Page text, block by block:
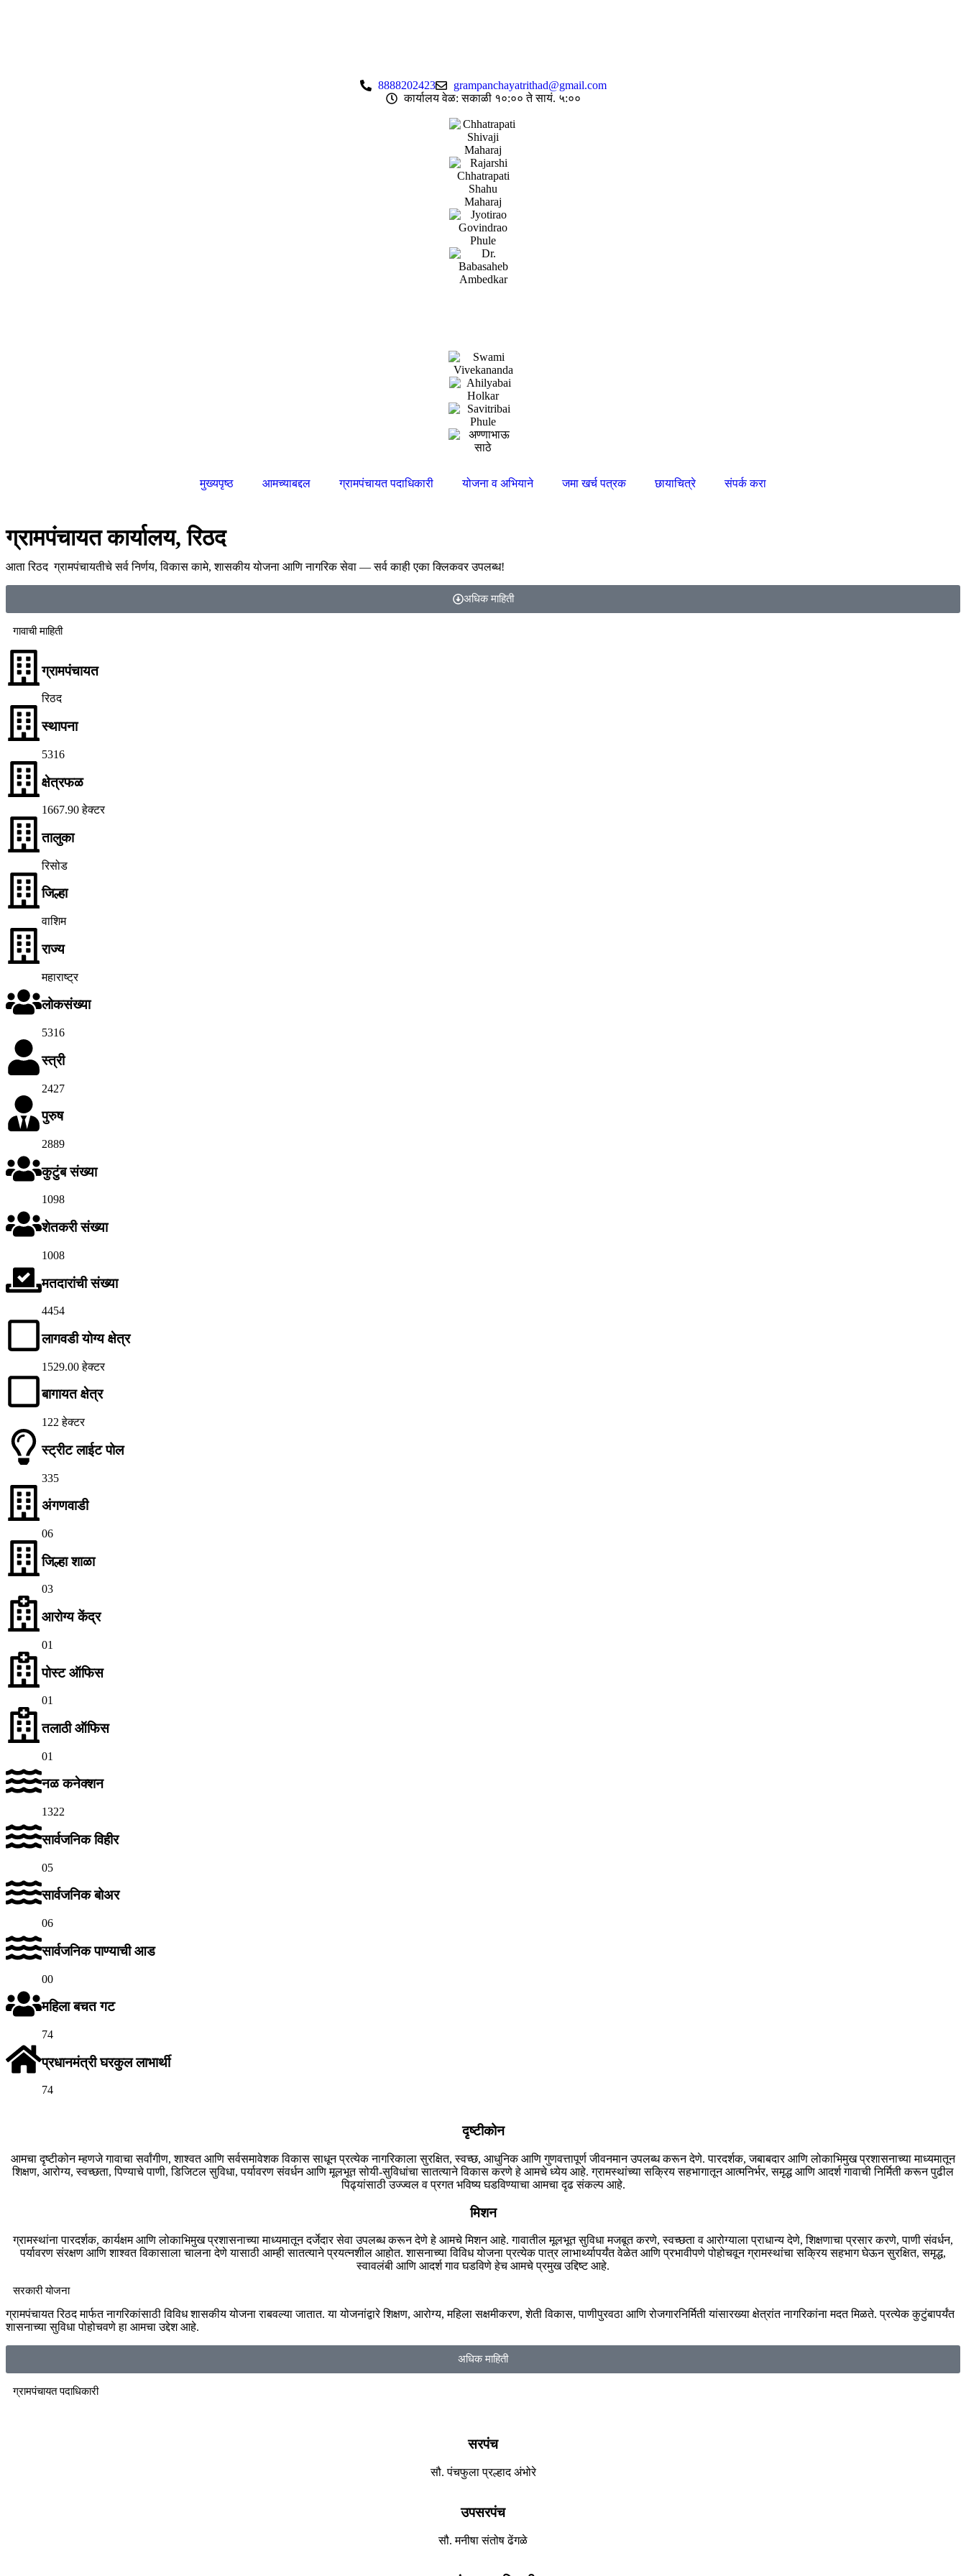
8888202423
grampanchayatrithad@gmail.com
कार्यालय वेळ: सकाळी १०:०० ते सायं. ५:००
मुख्यपृष्ठ आमच्याबद्दल ग्रामपंचायत पदाधिकारी योजना व अभियाने जमा खर्च पत्रक छायाचित्रे संपर्क करा
ग्रामपंचायत कार्यालय, रिठद
आता रिठद ग्रामपंचायतीचे सर्व निर्णय, विकास कामे, शासकीय योजना आणि नागरिक सेवा — सर्व काही एका क्लिकवर उपलब्ध!
अधिक माहिती
गावाची माहिती
ग्रामपंचायत
रिठद
स्थापना
5316
क्षेत्रफळ
1667.90 हेक्टर
तालुका
रिसोड
जिल्हा
वाशिम
राज्य
महाराष्ट्र
लोकसंख्या
5316
स्त्री
2427
पुरुष
2889
कुटुंब संख्या
1098
शेतकरी संख्या
1008
मतदारांची संख्या
4454
लागवडी योग्य क्षेत्र
1529.00 हेक्टर
बागायत क्षेत्र
122 हेक्टर
स्ट्रीट लाईट पोल
335
अंगणवाडी
06
जिल्हा शाळा
03
आरोग्य केंद्र
01
पोस्ट ऑफिस
01
तलाठी ऑफिस
01
नळ कनेक्शन
1322
सार्वजनिक विहीर
05
सार्वजनिक बोअर
06
सार्वजनिक पाण्याची आड
00
महिला बचत गट
74
प्रधानमंत्री घरकुल लाभार्थी
74
दृष्टीकोन
आमचा दृष्टीकोन म्हणजे गावाचा सर्वांगीण, शाश्वत आणि सर्वसमावेशक विकास साधून प्रत्येक नागरिकाला सुरक्षित, स्वच्छ, आधुनिक आणि गुणवत्तापूर्ण जीवनमान उपलब्ध करून देणे. पारदर्शक, जबाबदार आणि लोकाभिमुख प्रशासनाच्या माध्यमातून
शिक्षण, आरोग्य, स्वच्छता, पिण्याचे पाणी, डिजिटल सुविधा, पर्यावरण संवर्धन आणि मूलभूत सोयी-सुविधांचा सातत्याने विकास करणे हे आमचे ध्येय आहे. ग्रामस्थांच्या सक्रिय सहभागातून आत्मनिर्भर, समृद्ध आणि आदर्श गावाची निर्मिती करून पुढील
पिढ्यांसाठी उज्ज्वल व प्रगत भविष्य घडविण्याचा आमचा दृढ संकल्प आहे.
मिशन
ग्रामस्थांना पारदर्शक, कार्यक्षम आणि लोकाभिमुख प्रशासनाच्या माध्यमातून दर्जेदार सेवा उपलब्ध करून देणे हे आमचे मिशन आहे. गावातील मूलभूत सुविधा मजबूत करणे, स्वच्छता व आरोग्याला प्राधान्य देणे, शिक्षणाचा प्रसार करणे, पाणी संवर्धन,
पर्यावरण संरक्षण आणि शाश्वत विकासाला चालना देणे यासाठी आम्ही सातत्याने प्रयत्नशील आहोत. शासनाच्या विविध योजना प्रत्येक पात्र लाभार्थ्यापर्यंत वेळेत आणि प्रभावीपणे पोहोचवून ग्रामस्थांचा सक्रिय सहभाग घेऊन सुरक्षित, समृद्ध,
स्वावलंबी आणि आदर्श गाव घडविणे हेच आमचे प्रमुख उद्दिष्ट आहे.
सरकारी योजना
ग्रामपंचायत रिठद मार्फत नागरिकांसाठी विविध शासकीय योजना राबवल्या जातात. या योजनांद्वारे शिक्षण, आरोग्य, महिला सक्षमीकरण, शेती विकास, पाणीपुरवठा आणि रोजगारनिर्मिती यांसारख्या क्षेत्रांत नागरिकांना मदत मिळते. प्रत्येक कुटुंबापर्यंत
शासनाच्या सुविधा पोहोचवणे हा आमचा उद्देश आहे.
अधिक माहिती
ग्रामपंचायत पदाधिकारी
सरपंच
सौ. पंचफुला प्रल्हाद अंभोरे
उपसरपंच
सौ. मनीषा संतोष ढेंगळे